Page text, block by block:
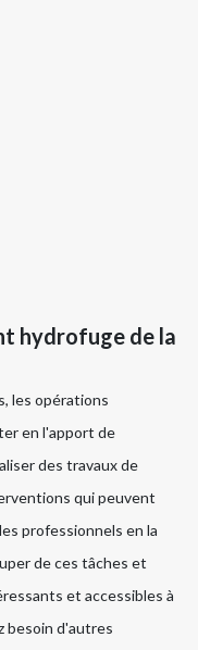
hydrofuge de la
les opérations
en l'apport de
des travaux de
qui peuvent
professionnels en la
de ces tâches et
et accessibles à
besoin d'autres